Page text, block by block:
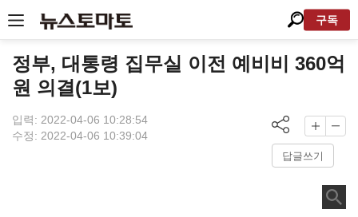
구독
정부, 대통령 집무실 이전 예비비 360억
원 의결(1보)
입력: 2022-04-06 10:28:54
수정: 2022-04-06 10:39:04
답글쓰기